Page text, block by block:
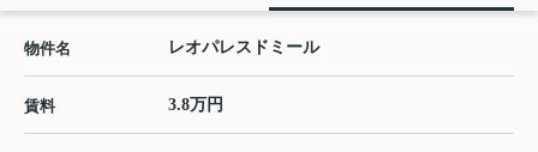
物件名 レオパレスドミール
賃料 3.8万円